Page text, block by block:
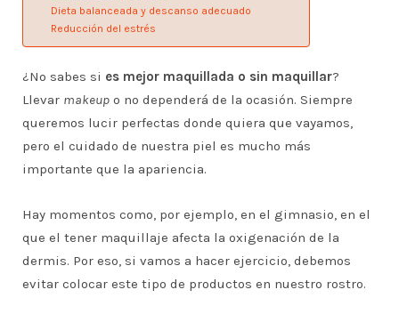
Dieta balanceada y descanso adecuado
Reducción del estrés
¿No sabes si es mejor maquillada o sin maquillar?
Llevar makeup o no dependerá de la ocasión. Siempre
queremos lucir perfectas donde quiera que vayamos,
pero el cuidado de nuestra piel es mucho más
importante que la apariencia.
Hay momentos como, por ejemplo, en el gimnasio, en el
que el tener maquillaje afecta la oxigenación de la
dermis. Por eso, si vamos a hacer ejercicio, debemos
evitar colocar este tipo de productos en nuestro rostro.